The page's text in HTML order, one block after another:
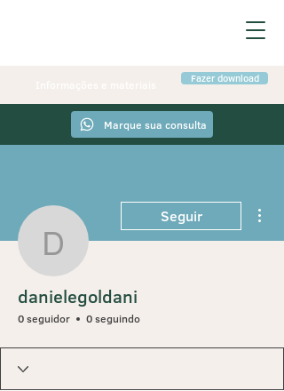
Marque sua consulta
Fazer download
danielegoldani
Seguir
danielegoldani
0 seguidor 0 seguindo